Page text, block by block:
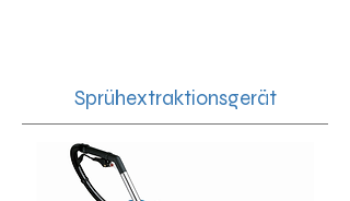
Sprühextraktionsgerät